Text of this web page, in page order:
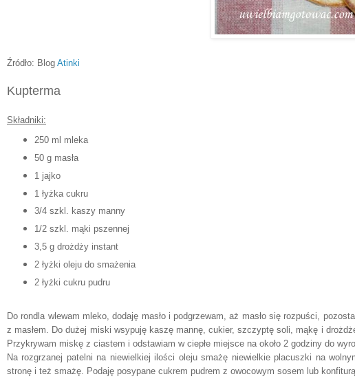
Źródło: Blog Atinki
Kupterma
Składniki:
250 ml mleka
50 g masła
1 jajko
1 łyżka cukru
3/4 szkl. kaszy manny
1/2 szkl. mąki pszennej
3,5 g drożdży instant
2 łyżki oleju do smażenia
2 łyżki cukru pudru
Do rondla wlewam mleko, dodaję masło i podgrzewam, aż masło się rozpuści,
z masłem. Do dużej miski wsypuję kaszę mannę, cukier, szczyptę soli, mąkę i
Przykrywam miskę z ciastem i odstawiam w ciepłe miejsce na około 2 godziny do
Na rozgrzanej patelni na niewielkiej ilości oleju smażę niewielkie placuszki na
stronę i też smażę. Podaję posypane cukrem pudrem z owocowym sosem lub